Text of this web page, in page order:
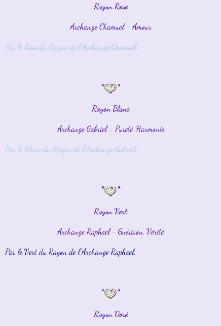
Rayon Rose
Archange Chamuel - Amour
Par le Rose du Rayon de l''Archange Chamuel,
* *
Rayon Blanc
Archange Gabriel - Pureté, Harmonie
Par le Blanc du Rayon de l''Archange Gabriel,
* *
Rayon Vert
Archange Raphael - Guérison, Vérité
Par le Vert du Rayon de l''Archange Raphael,
* *
Rayon Doré